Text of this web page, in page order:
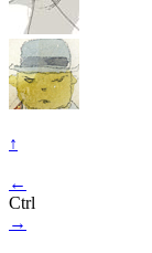
↑
←
Ctrl
→